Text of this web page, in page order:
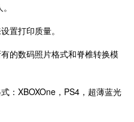
置打印质量。
的数码照片格式和脊椎转换模
：XBOXOne，PS4，超薄蓝光